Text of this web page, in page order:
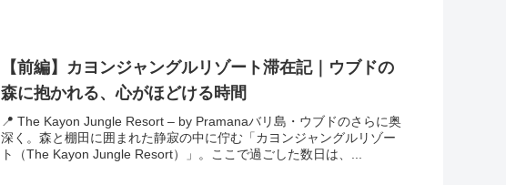
【前編】カヨンジャングルリゾート滞在記｜ウブドの
森に抱かれる、心がほどける時間
📍 The Kayon Jungle Resort – by Pramanaバリ島・ウブドのさらに奥
深く。森と棚田に囲まれた静寂の中に佇む「カヨンジャングルリゾー
ト（The Kayon Jungle Resort）」。ここで過ごした数日は、...